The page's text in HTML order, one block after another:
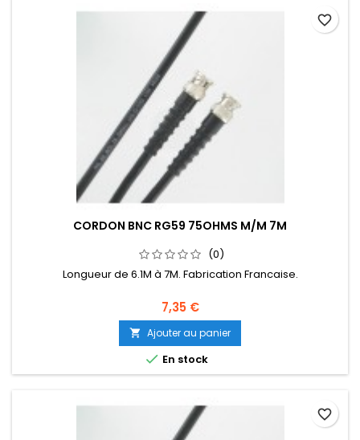
CORDON BNC RG59 75OHMS M/M 7M
(0)
Longueur de 6.1M à 7M. Fabrication Francaise.
7,35 €
 Ajouter au panier
 En stock
favorite_border
favorite_border